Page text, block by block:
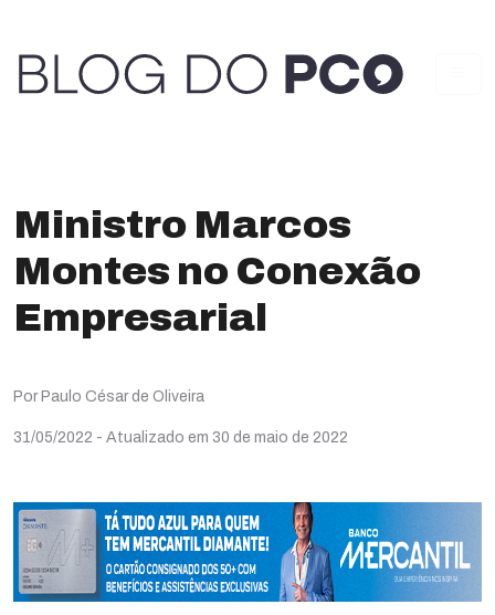
Ministro Marcos
Montes no Conexão
Empresarial
Por Paulo César de Oliveira
31/05/2022 - Atualizado em 30 de maio de 2022